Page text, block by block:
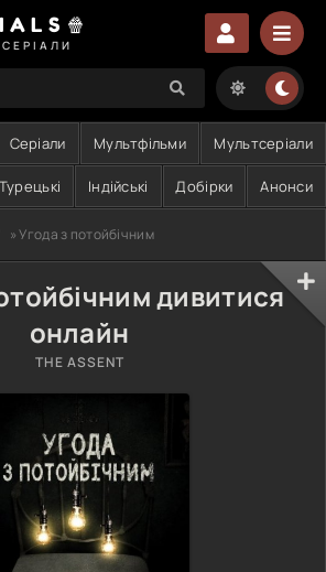
Серіали Мультфільми Мультсеріали
Турецькі Індійські Добірки Анонси
» Угода з потойбічним
дивитися
онлайн
THE ASSENT